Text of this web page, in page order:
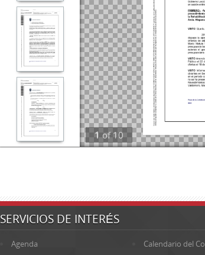
1 of 10
SERVICIOS DE INTERÉS
Agenda
Calendario del